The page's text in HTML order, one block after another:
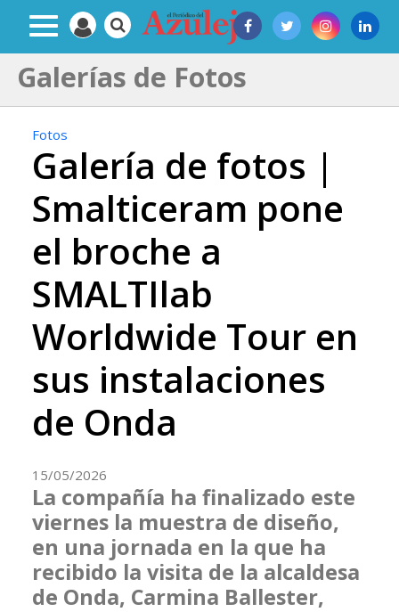
Galerías de Fotos
Fotos
Galería de fotos |
Smalticeram pone
el broche a
SMALTIlab
Worldwide Tour en
sus instalaciones
de Onda
15/05/2026
La compañía ha finalizado este
viernes la muestra de diseño,
en una jornada en la que ha
recibido la visita de la alcaldesa
de Onda, Carmina Ballester,